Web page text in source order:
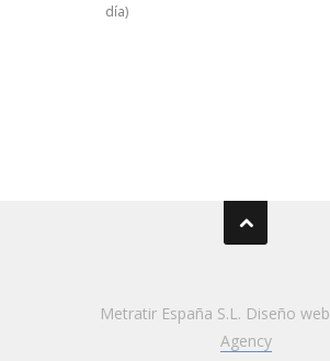
día)
Metratir España S.L. Diseño web
Agency